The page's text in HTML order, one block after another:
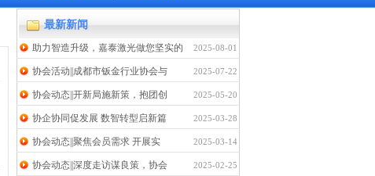
最新新闻
助力智造升级，嘉泰激光做您坚实的 2025-08-01
协会活动||成都市钣金行业协会与 2025-07-22
协会动态||开新局施新策，抱团创 2025-05-20
协企协同促发展 数智转型启新篇 2025-03-28
协会动态||聚焦会员需求 开展实 2025-03-14
协会动态||深度走访谋良策，协会 2025-02-25